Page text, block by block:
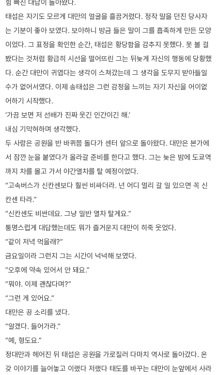
힘 빠진 대답이 돌아왔다.
태섭은 자기도 모르게 대만의 얼굴을 흘끔거렸다. 정작 말을 던진 당사자
는 기분이 좋아 보였다. 보아하니 방금 들은 말이 그를 흡족하게 만든 모양
이었다. 그 표정을 확인한 순간, 태섭은 황당함을 감추지 못했다. 못 볼 걸
봤다는 것처럼 황급히 시선을 떨어뜨린 그는 뒤늦게 자신의 행동에 당황했
다. 순간 대만이 귀엽다는 생각이 스쳐갔는데 그 생각을 도무지 받아들일
수가 없어서였다. 이제 송태섭은 그런 감정을 느끼는 자기 자신을 어이없
어하기 시작했다.
‘가끔 보면 저 선배가 진짜 웃긴 인간이긴 해.’
내심 기막혀하며 생각했다.
두 사람은 공원을 반 바퀴쯤 돌다가 센터 앞으로 돌아왔다. 대만은 본가에
서 잠깐 눈을 붙였다가 올라갈 준비를 한다고 했다. 그는 늦은 밤에 도쿄역
까지 차를 몰고 가서 야간열차를 탈 예정이었다.
“고속버스가 신칸센보다 훨씬 비싸더라. 넌 어디 멀리 갈 일 있으면 꼭 신
칸센 타라.”
“신칸센도 비싼데요. 그냥 일반 열차 탈게요.”
퉁명스럽게 대답했는데도 뭐가 즐거운지 대만이 히죽 웃었다.
“같이 저녁 먹을래?”
금요일이라 그런지 그는 시간이 넉넉해 보였다.
“오후에 약속 있어서 안 돼요.”
“뭐야. 이제 괜찮다며?”
“그런 게 있어요.”
대만은 끙 소리를 냈다.
“알겠다. 들어가라.”
“예, 형도요.”
정대만과 헤어진 뒤 태섭은 공원을 가로질러 다마치 역사로 돌아갔다. 온
갖 이야기를 늘어놓고 이랬다 저랬다 태도를 바꾸는 대만이 눈앞에서 사라